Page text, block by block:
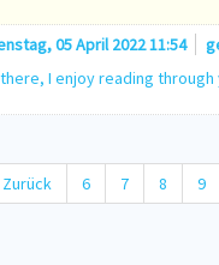
05 April 2022 11:54
I enjoy reading
Zurück 6 7 8 9